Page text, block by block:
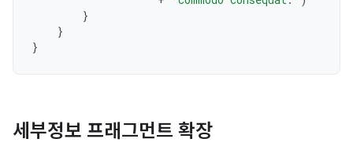
}
}
}
세부정보 프래그먼트 확장